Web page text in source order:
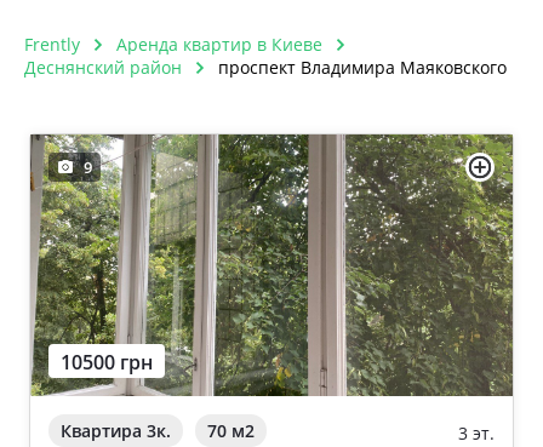
Frently
Аренда квартир в Киеве
Деснянский район
проспект Владимира Маяковского
9
10500 грн
Квартира 3к. 70 м2 3 эт.